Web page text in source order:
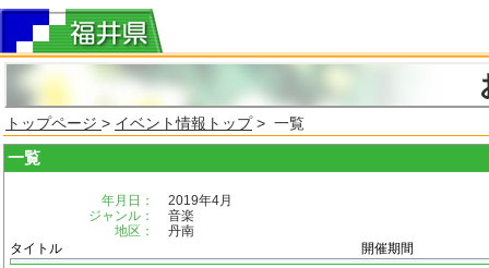
トップページ > イベント情報トップ> 一覧
一覧
年月日：
2019年4月
ジャンル：
音楽
地区：
丹南
タイトル
開催期間